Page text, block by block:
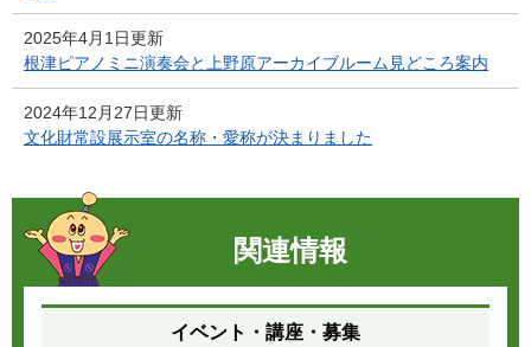
2025年4月1日更新
根津ピアノミニ演奏会と上野原アーカイブルーム見どころ案内
2024年12月27日更新
文化財常設展示室の名称・愛称が決まりました
関連情報
イベント・講座・募集